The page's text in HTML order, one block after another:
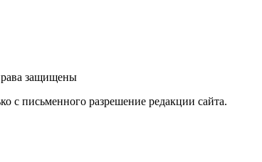
защищены
с письменного разрешение редакции сайта.